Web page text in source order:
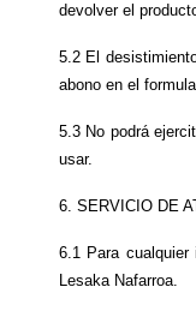
devolver el
5.2 El
abono en el
5.3 No podrá
usar.
6. SERVICIO DE
6.1 Para cualquier
Lesaka Nafarroa.